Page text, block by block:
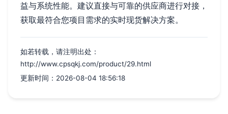
益与系统性能。建议直接与可靠的供应商进行对接，
获取最符合您项目需求的实时现货解决方案。
如若转载，请注明出处：
http://www.cpsqkj.com/product/29.html
更新时间：2026-08-04 18:56:18